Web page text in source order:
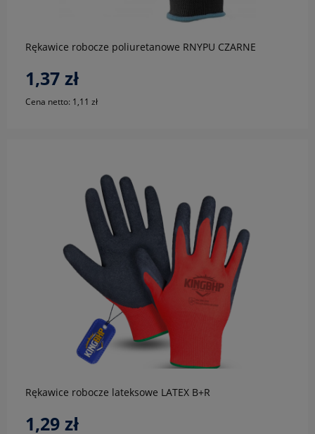
Rękawice robocze poliuretanowe RNYPU CZARNE
1,37 zł
Cena netto: 1,11 zł
Rękawice robocze lateksowe LATEX B+R
1,29 zł
do koszyka